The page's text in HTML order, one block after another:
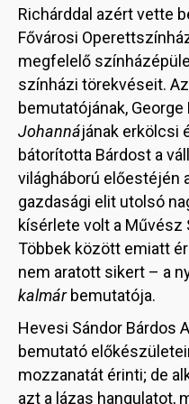
Richárddal azért vette
Fővárosi
megfelelő
színházi törekvéseit.
bemutatójának, George
Johannájának erkölcsi
bátorította Bárdost a
világháború előestéjén
gazdasági elit utolsó
kísérlete volt a
Többek között emiatt
nem aratott sikert – a
kalmárbemutatója.
Hevesi Sándor Bárdos
bemutató
mozzanatát érinti; de
azt a lázas hangulatot,